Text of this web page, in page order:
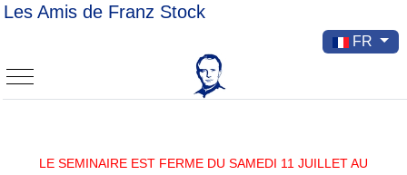
Les Amis de Franz Stock
Sélectionnez
FR
Mobile Menu Toggle
LE SEMINAIRE EST FERME DU SAMEDI 11 JUILLET AU